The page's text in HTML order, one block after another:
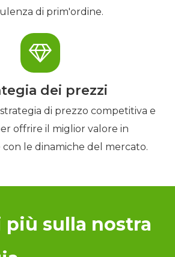
di prim'ordine.
dei prezzi
di prezzo competitiva e
offrire il miglior valore in
le dinamiche del mercato.
più sulla nostra